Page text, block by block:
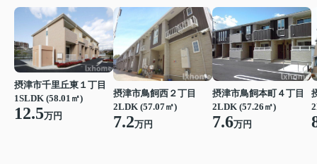
摂津市千里丘東１丁目
1SLDK (58.01㎡)
12.5万円
摂津市鳥飼西２丁目
2LDK (57.07㎡)
7.2万円
摂津市鳥飼本町４丁目
2LDK (57.26㎡)
7.6万円